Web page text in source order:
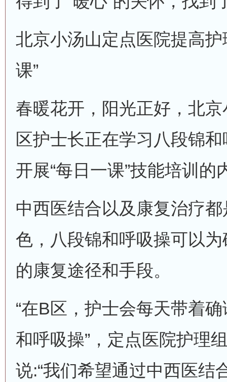
北京小汤山定点医院提高
课”
春暖花开，阳光正好，北
区护士长正在学习八段锦
开展“每日一课”技能培训的
中西医结合以及康复治疗
色，八段锦和呼吸操可以
的康复途径和手段。
“在B区，护士会每天带着
和呼吸操”，定点医院护理
说:“我们希望通过中西医结